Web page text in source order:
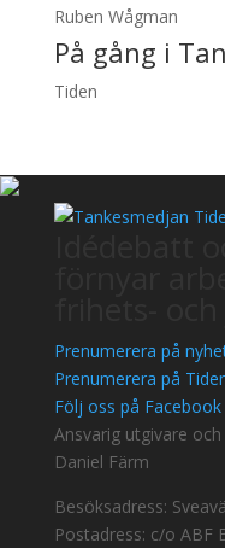
Ruben Wågman
På gång i
Tiden
Prenumerera på
Prenumerera på
Följ oss på Facebook
Ansvarig utgivare
Daniel Färm
Besöksadress:
Postadress: c/o ABF